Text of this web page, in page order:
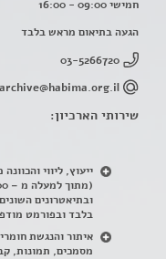
חמישי 09:00 - 16:00
הגעה בתיאום מראש בלבד
03-5266720
archive@habima.org.il
שירותי הארכיון:
ייעוץ, ליווי
ובתיאטרונים
בלבד ובפורמט
איתור והנגשת חומרי
מסמכים, תמונות,